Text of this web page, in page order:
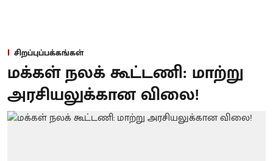
சிறப்புப்பக்கங்கள்
மக்கள் நலக் கூட்டணி: மாற்று
அரசியலுக்கான விலை!